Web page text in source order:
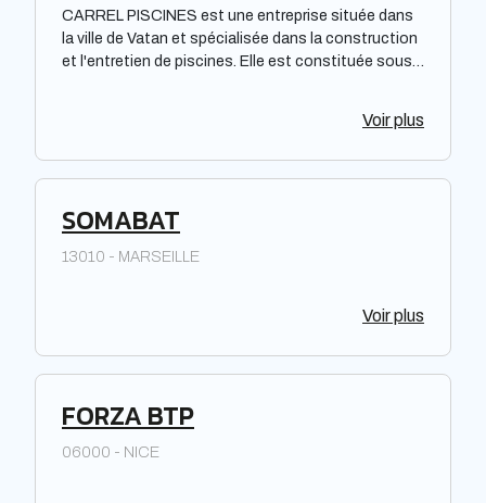
CARREL PISCINES est une entreprise située dans
la ville de Vatan et spécialisée dans la construction
et l'entretien de piscines. Elle est constituée sous
elle offre des prestations de qualité pour répondre
disposition de ses clients un savoir-faire et une
Voir plus
SOMABAT
13010 - MARSEILLE
Voir plus
FORZA BTP
06000 - NICE